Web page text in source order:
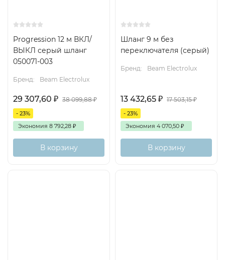
Progression 12 м ВКЛ/
ВЫКЛ серый шланг
050071-003
Бренд: Beam Electrolux
29 307,60 ₽ 38 099,88₽
- 23%
Экономия 8 792,28 ₽
В корзину
Шланг 9 м без
переключателя (серый)
Бренд: Beam Electrolux
13 432,65 ₽ 17 503,15₽
- 23%
Экономия 4 070,50 ₽
В корзину